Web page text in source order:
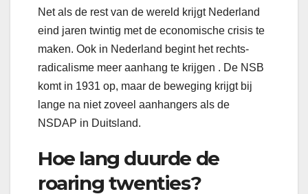
Net als de rest van de wereld krijgt Nederland
eind jaren twintig met de economische crisis te
maken. Ook in Nederland begint het rechts-
radicalisme meer aanhang te krijgen . De NSB
komt in 1931 op, maar de beweging krijgt bij
lange na niet zoveel aanhangers als de
NSDAP in Duitsland.
Hoe lang duurde de
roaring twenties?